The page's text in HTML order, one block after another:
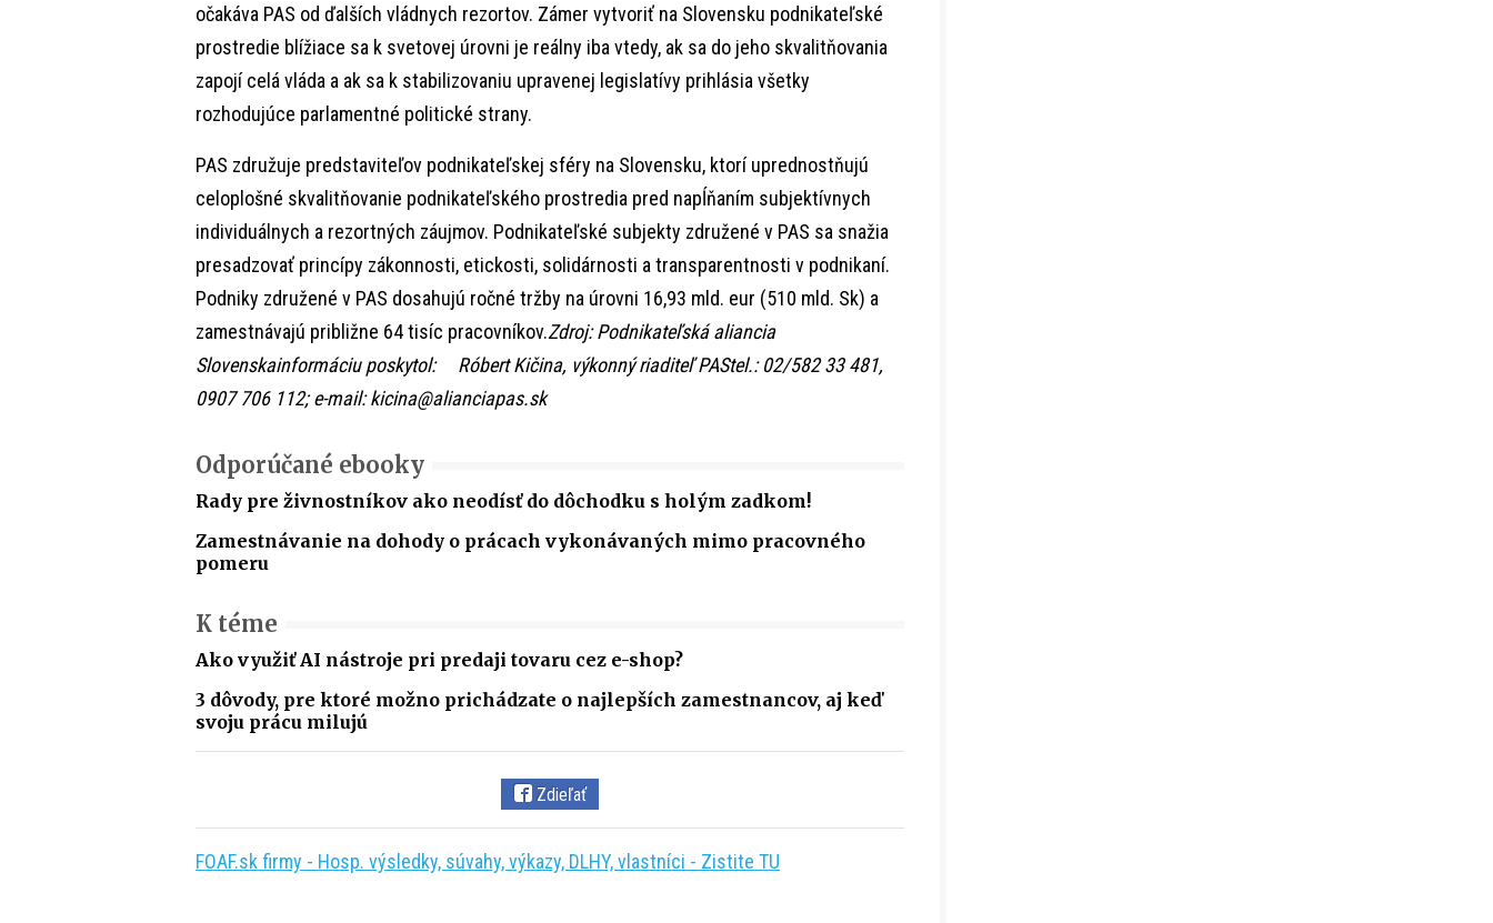
očakáva PAS od ďalších vládnych rezortov. Zámer vytvoriť na Slovensku podnikateľské
prostredie blížiace sa k svetovej úrovni je reálny iba vtedy, ak sa do jeho skvalitňovania
zapojí celá vláda a ak sa k stabilizovaniu upravenej legislatívy prihlásia všetky
rozhodujúce parlamentné politické strany.
PAS združuje predstaviteľov podnikateľskej sféry na Slovensku, ktorí uprednostňujú
celoplošné skvalitňovanie podnikateľského prostredia pred napĺňaním subjektívnych
individuálnych a rezortných záujmov. Podnikateľské subjekty združené v PAS sa snažia
presadzovať princípy zákonnosti, etickosti, solidárnosti a transparentnosti v podnikaní.
Podniky združené v PAS dosahujú ročné tržby na úrovni 16,93 mld. eur (510 mld. Sk) a
zamestnávajú približne 64 tisíc pracovníkov.Zdroj: Podnikateľská aliancia
Slovenskainformáciu poskytol: Róbert Kičina, výkonný riaditeľ PAStel.: 02/582 33 481,
0907 706 112; e-mail: kicina@alianciapas.sk
Odporúčané ebooky
Rady pre živnostníkov ako neodísť do dôchodku s holým zadkom!
Zamestnávanie na dohody o prácach vykonávaných mimo pracovného
pomeru
K téme
Ako využiť AI nástroje pri predaji tovaru cez e-shop?
3 dôvody, pre ktoré možno prichádzate o najlepších zamestnancov, aj keď
svoju prácu milujú
Zdieľať
FOAF.sk firmy - Hosp. výsledky, súvahy, výkazy, DLHY, vlastníci - Zistite TU